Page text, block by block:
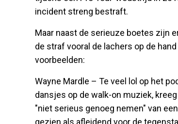
incident streng bestraft.
Maar naast de serieuze boetes zijn
de straf vooral de lachers op de
voorbeelden:
Wayne Mardle – Te veel lol op het
dansjes op de walk-on muziek,
"niet serieus genoeg nemen" van
gezien als afleidend voor de